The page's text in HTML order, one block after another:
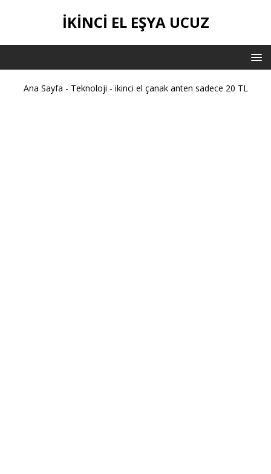
İKİNCİ EL EŞYA UCUZ
Ana Sayfa - Teknoloji - ikinci el çanak anten sadece 20 TL